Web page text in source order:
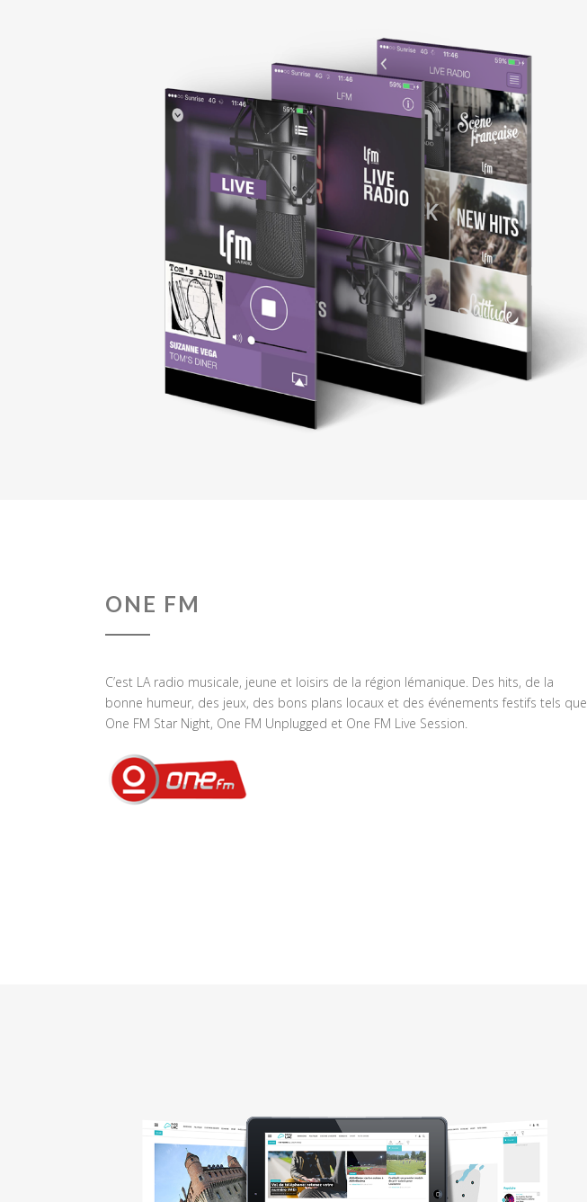
ONE FM
C’est LA radio musicale, jeune et loisirs de la région lémanique. Des hits, de la
bonne humeur, des jeux, des bons plans locaux et des événements festifs tels que
One FM Star Night, One FM Unplugged et One FM Live Session.